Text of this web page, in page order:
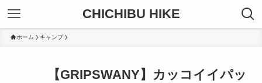
CHICHIBU HIKE
ホーム キャンプ
【GRIPSWANY】カッコイイパッ